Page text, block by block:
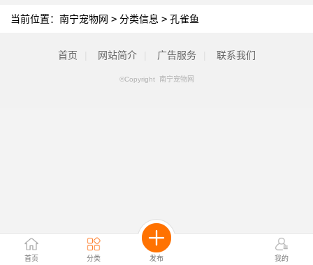
首页 分类 发布 我的
当前位置： 南宁宠物网 > 分类信息 > 孔雀鱼
首页 网站简介 广告服务 联系我们
©Copyright 南宁宠物网